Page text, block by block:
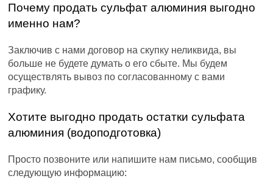
Почему продать сульфат алюминия выгодно
именно нам?
Заключив с нами договор на скупку неликвида, вы
больше не будете думать о его сбыте. Мы будем
осуществлять вывоз по согласованному с вами
графику.
Хотите выгодно продать остатки сульфата
алюминия (водоподготовка)
Просто позвоните или напишите нам письмо, сообщив
следующую информацию: